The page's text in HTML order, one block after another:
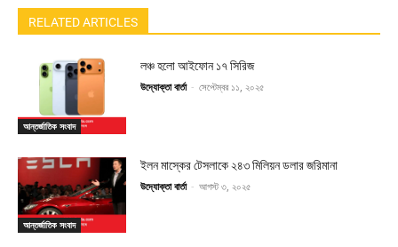
RELATED ARTICLES
আন্তর্জাতিক সংবাদ
লঞ্চ হলো আইফোন ১৭ সিরিজ
উদ্যোক্তা বার্তা - সেপ্টেম্বর ১১, ২০২৫
আন্তর্জাতিক সংবাদ
ইলন মাস্কের টেসলাকে ২৪৩ মিলিয়ন ডলার জরিমানা
উদ্যোক্তা বার্তা - আগস্ট ৩, ২০২৫